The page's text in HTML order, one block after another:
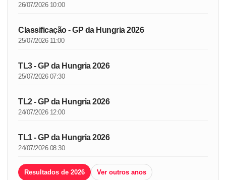
26/07/2026 10:00
Classificação - GP da Hungria 2026
25/07/2026 11:00
TL3 - GP da Hungria 2026
25/07/2026 07:30
TL2 - GP da Hungria 2026
24/07/2026 12:00
TL1 - GP da Hungria 2026
24/07/2026 08:30
Resultados de 2026 Ver outros anos